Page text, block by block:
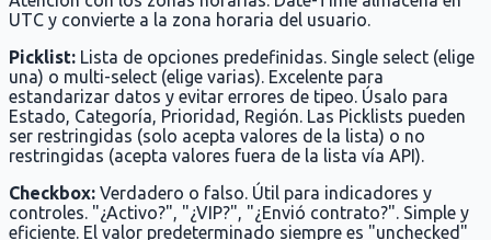
UTC y convierte a la zona horaria del usuario.
Picklist: Lista de opciones predefinidas. Single select (elige
una) o multi-select (elige varias). Excelente para
estandarizar datos y evitar errores de tipeo. Úsalo para
Estado, Categoría, Prioridad, Región. Las Picklists pueden
ser restringidas (solo acepta valores de la lista) o no
restringidas (acepta valores fuera de la lista vía API).
Checkbox: Verdadero o falso. Útil para indicadores y
controles. "¿Activo?", "¿VIP?", "¿Envió contrato?". Simple y
eficiente. El valor predeterminado siempre es "unchecked"